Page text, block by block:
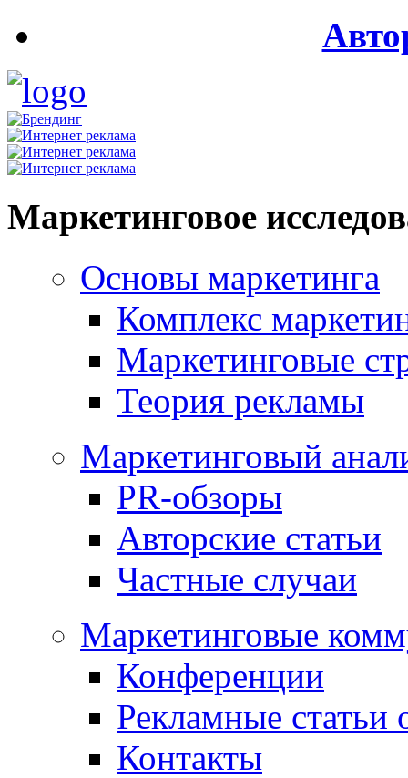
Маркетинговое
Основы маркетинга
Комплекс
Маркетинговые
Теория рекламы
Маркетинговый
PR-обзоры
Авторские статьи
Частные случаи
Маркетинговые
Конференции
Рекламные статьи
Контакты